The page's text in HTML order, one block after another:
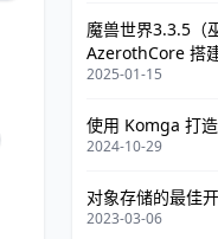
魔兽世界3.3.5（
AzerothCore 搭
略）
2025-01-15
使用 Komga 打
2024-10-29
对象存储的最佳
2023-03-06